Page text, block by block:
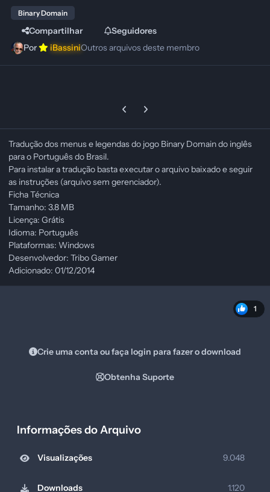
Binary Domain
Compartilhar
Seguidores
Por
iBassiniOutros arquivos deste membro
Previous carousel slide
Next carousel slide
Tradução dos menus e legendas do jogo Binary Domain do inglês
para o Português do Brasil.
Para instalar a tradução basta executar o arquivo baixado e seguir
as instruções (arquivo sem gerenciador).
Ficha Técnica
Tamanho: 3.8 MB
Licença: Grátis
Idioma: Português
Plataformas: Windows
Desenvolvedor: Tribo Gamer
Adicionado: 01/12/2014
1
Crie uma conta ou faça login para fazer o download
Obtenha Suporte
Informações do Arquivo
Visualizações 9.048
Downloads 1.120